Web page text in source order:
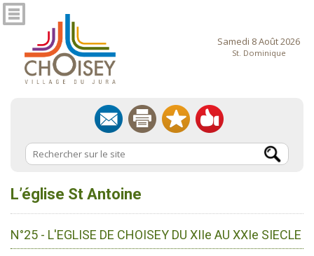
Samedi 8 Août 2026
St. Dominique
L’église St Antoine
N°25 - L'EGLISE DE CHOISEY DU XIIe AU XXIe SIECLE